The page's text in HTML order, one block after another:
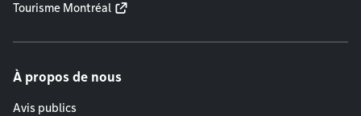
Tourisme Montréal
À propos de nous
Avis publics